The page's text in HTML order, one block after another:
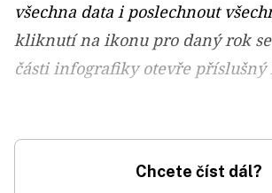
všechna data i poslechnout
kliknutí na ikonu pro daný rok
části infografikyotevře
Chcete číst dál?